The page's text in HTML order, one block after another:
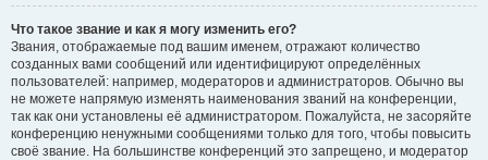
Что такое звание и как я могу изменить его?
Звания, отображаемые под вашим именем, отражают количество
созданных вами сообщений или идентифицируют определённых
пользователей: например, модераторов и администраторов. Обычно вы
не можете напрямую изменять наименования званий на конференции,
так как они установлены её администратором. Пожалуйста, не засоряйте
конференцию ненужными сообщениями только для того, чтобы повысить
своё звание. На большинстве конференций это запрещено, и модератор